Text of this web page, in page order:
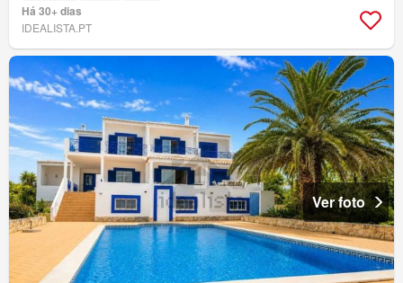
Há 30+ dias
IDEALISTA.PT
Ver foto